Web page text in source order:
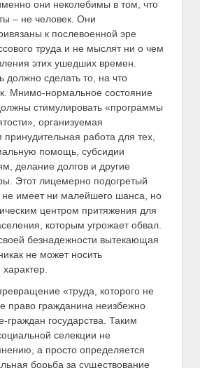
они неколебимы в том, что
– не человек. Они
к послевоенной эре
труда и не мыслят ни о чем
этих ушедших времен.
должно сделать то, на что
Мнимо-нормальное состояние
стимулировать «программы
организуемая
работа для тех,
помощь, субсидии
делание долгов и другие
Этот лицемерно подогретый
не имеет ни малейшего шанса, но
центром притяжения для
которым угрожает обвал.
безнадежности вытекающая
не может носить
«труда, которого не
право гражданина неизбежно
граждан государства. Таким
селекции не
а просто определяется
борьба за существование